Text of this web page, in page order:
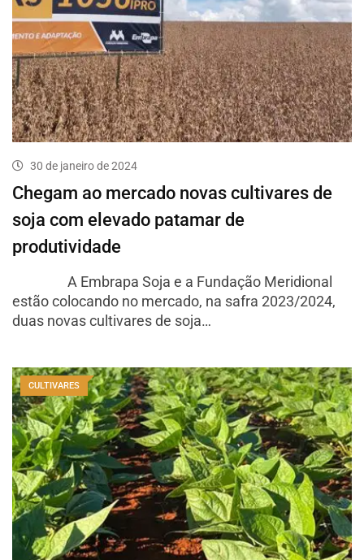
30 de janeiro de 2024
Chegam ao mercado novas cultivares de
soja com elevado patamar de
produtividade
A Embrapa Soja e a Fundação Meridional
estão colocando no mercado, na safra 2023/2024,
duas novas cultivares de soja…
CULTIVARES